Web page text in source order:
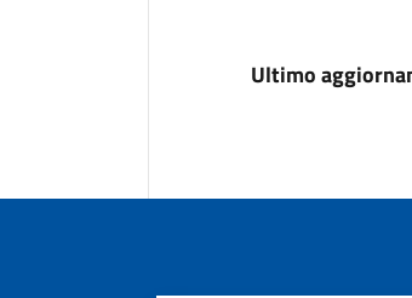
Ultimo